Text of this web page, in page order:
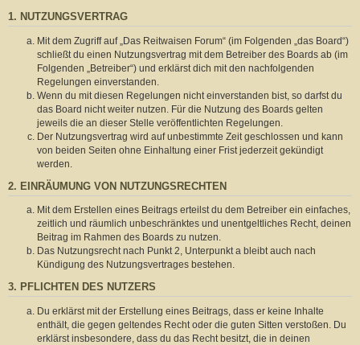
1. NUTZUNGSVERTRAG
Mit dem Zugriff auf „Das Reitwaisen Forum“ (im Folgenden „das Board“)
schließt du einen Nutzungsvertrag mit dem Betreiber des Boards ab (im
Folgenden „Betreiber“) und erklärst dich mit den nachfolgenden
Regelungen einverstanden.
Wenn du mit diesen Regelungen nicht einverstanden bist, so darfst du
das Board nicht weiter nutzen. Für die Nutzung des Boards gelten
jeweils die an dieser Stelle veröffentlichten Regelungen.
Der Nutzungsvertrag wird auf unbestimmte Zeit geschlossen und kann
von beiden Seiten ohne Einhaltung einer Frist jederzeit gekündigt
werden.
2. EINRÄUMUNG VON NUTZUNGSRECHTEN
Mit dem Erstellen eines Beitrags erteilst du dem Betreiber ein einfaches,
zeitlich und räumlich unbeschränktes und unentgeltliches Recht, deinen
Beitrag im Rahmen des Boards zu nutzen.
Das Nutzungsrecht nach Punkt 2, Unterpunkt a bleibt auch nach
Kündigung des Nutzungsvertrages bestehen.
3. PFLICHTEN DES NUTZERS
Du erklärst mit der Erstellung eines Beitrags, dass er keine Inhalte
enthält, die gegen geltendes Recht oder die guten Sitten verstoßen. Du
erklärst insbesondere, dass du das Recht besitzt, die in deinen